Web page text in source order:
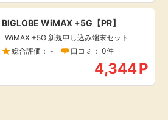
ビス
BIGLOBE WiMAX +5G【PR】
WiMAX +5G 新規申し込み端末セット
総合評価： -
口コミ： 0件
4,344P